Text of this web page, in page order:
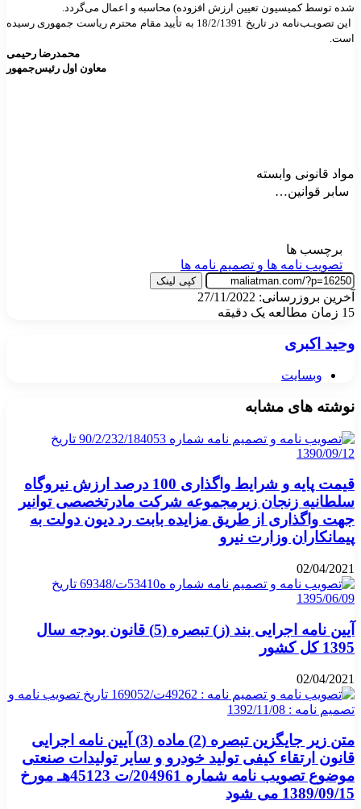
شده توسط کمیسیون تعیین ارزش افزوده) محاسبه و اعمال میگردد
این تصویـبنامه در تاریخ 18/2/1391 به تأیید مقام محترم ریاست
جمهوری رسیده
است
محمدرضا رحیمی
معاون اول رئیسجمهور
مواد قانونی وابسته
سابر قوانین…
برچسب ها
تصویب نامه ها و تصمیم نامه ها
کپی لینک
آخرین بروزرسانی: 27/11/2022
15 زمان مطالعه یک دقیقه
وحید اکبری
وبسایت
نوشته های مشابه
قیمت پایه و شرایط واگذاری 100 درصد ارزش نیروگاه
سلطانیه زنجان زیرمجموعه شرکت مادرتخصصی توانیر
جهت واگذاری از طریق مزایده بابت رد دیون دولت به
پیمانکاران وزارت نیرو
02/04/2021
آیین ­نامه اجرایی بند (ز) تبصره (5) قانون بودجه سال
1395 کل کشور
02/04/2021
متن زیر جایگزین تبصره (2) ماده (3) آیین نامه اجرایی
قانون ارتقاء کیفی تولید خودرو و سایر تولیدات صنعتی
موضوع تصویب نامه شماره 204961/ت 45123هـ مورخ
1389/09/15 می شود